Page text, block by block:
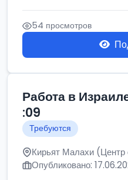
54 просмотров
Работа в
:09
Требуются
Кирьят Малахи (Центр
Опубликовано: